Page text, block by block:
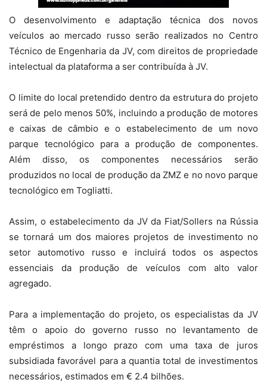
O desenvolvimento e adaptação técnica dos novos
veículos ao mercado russo serão realizados no Centro
Técnico de Engenharia da JV, com direitos de propriedade
intelectual da plataforma a ser contribuída à JV.
O limite do local pretendido dentro da estrutura do projeto
será de pelo menos 50%, incluindo a produção de motores
e caixas de câmbio e o estabelecimento de um novo
parque tecnológico para a produção de componentes.
Além disso, os componentes necessários serão
produzidos no local de produção da ZMZ e no novo parque
tecnológico em Togliatti.
Assim, o estabelecimento da JV da Fiat/Sollers na Rússia
se tornará um dos maiores projetos de investimento no
setor automotivo russo e incluirá todos os aspectos
essenciais da produção de veículos com alto valor
agregado.
Para a implementação do projeto, os especialistas da JV
têm o apoio do governo russo no levantamento de
empréstimos a longo prazo com uma taxa de juros
subsidiada favorável para a quantia total de investimentos
necessários, estimados em € 2.4 bilhões.